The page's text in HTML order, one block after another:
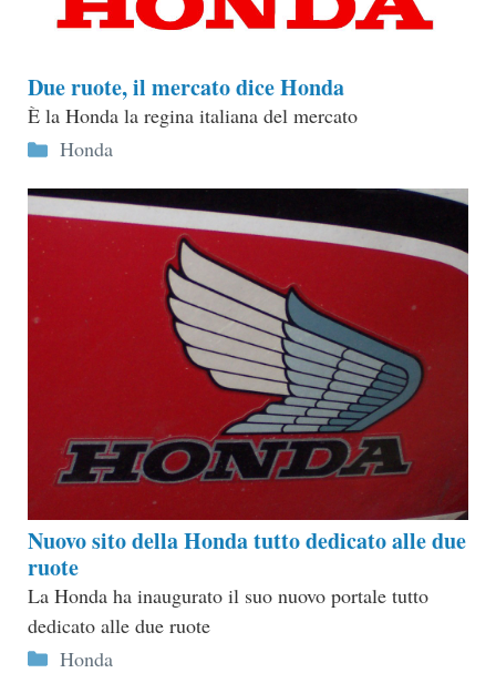
Due ruote, il mercato dice Honda
È la Honda la regina italiana del mercato
Categorie
Honda
Nuovo sito della Honda tutto dedicato alle due
ruote
La Honda ha inaugurato il suo nuovo portale tutto
dedicato alle due ruote
Categorie
Honda